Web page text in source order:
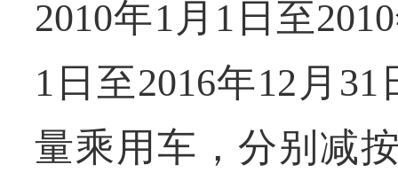
2010年1月1日至
1日至2016年12月
量乘用车，分别减